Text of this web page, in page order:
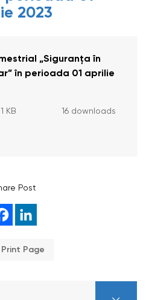
2023
„Siguranța în
în perioada 01 aprilie
KB 16 downloads
Post
Print Page